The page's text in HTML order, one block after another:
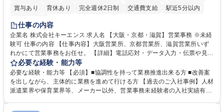
賞与あり
育休あり 完全週休2日制 交通費支給
駅近5分以内
土日祝休み
仕事の内容
企業名 株式会社キーエンス 求人名 【大阪・京都・滋賀】営業事務 ※未経
験可 仕事の内容 【仕事内容】大阪営業所、京都営業所、滋賀営業所いず
れかにて営業事務をお任せ。 【詳細】電話応対・データ入力・伝票や見積
の作成・カタログ送付・来客対応・営業所内で発生する事務業務や業務改
善をお任せ。 【教育制度】ご入社後、育成担当とペアになりながらOJTに
て業務を覚えていただくことが可能です。業務システムがきちんと構築さ
れているため、スムーズに仕事に慣れることができる環境です。また、
必要な経験・能力等
必要な経験・能力等 【必須】■協調性を持って業務推進出来る方 ■改善案
を出しながら、主体的に業務を進めて行ける方 【過去のご入社事例】人材
派遣業界や保育業界等、メーカー以外、営業事務未経験者の入社実績有